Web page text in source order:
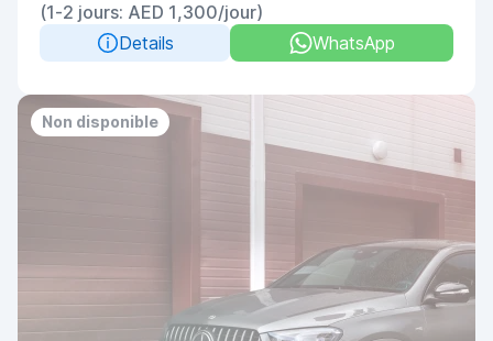
(1-2 jours: AED 1,300/jour)
Details
WhatsApp
Non disponible